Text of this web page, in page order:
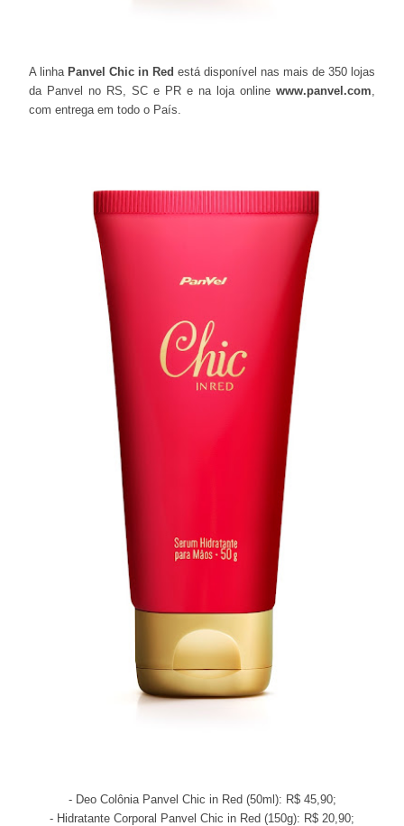
A linha Panvel Chic in Red está disponível nas mais de 350 lojas
da Panvel no RS, SC e PR e na loja online www.panvel.com
com entrega em todo o País.
- Deo Colônia Panvel Chic in Red (50ml): R$ 45,90;
- Hidratante Corporal Panvel Chic in Red (150g): R$ 20,90;